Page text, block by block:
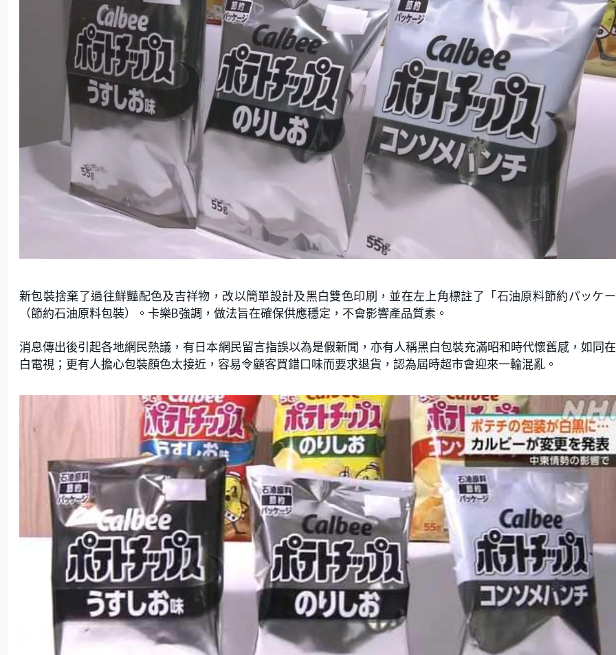
新包裝捨棄了過往鮮豔配色及吉祥物，改以簡單設計及黑白雙色印刷，並在左上角標註了「石油原料節約パッケ
（節約石油原料包裝）。卡樂B強調，做法旨在確保供應穩定，不會影響產品質素。
消息傳出後引起各地網民熱議，有日本網民留言指誤以為是假新聞，亦有人稱黑白包裝充滿昭和時代懷舊感，如同
白電視；更有人擔心包裝顏色太接近，容易令顧客買錯口味而要求退貨，認為屆時超市會迎來一輪混亂。